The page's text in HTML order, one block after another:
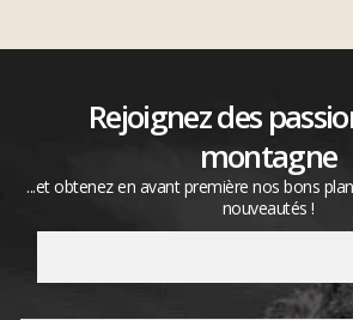
Rejoignez des
montagne
...et obtenez en avant première nos bons
nouveautés !